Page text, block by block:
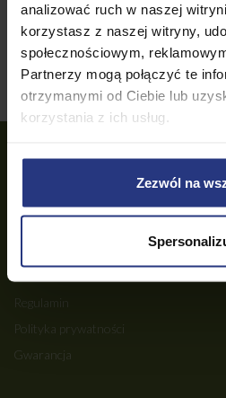
analizować ruch w naszej
korzystasz z naszej witryny,
społecznościowym,
Partnerzy mogą połączyć te
otrzymanymi od Ciebie lub
korzystania z ich usług.
Zezwól na
Dodaj do
OBSŁUGA KLIENTA
e-mail:sklep@mebleogrodowe.eu
INFORMACJE
Regulamin
Polityka prywatności
Gwarancja